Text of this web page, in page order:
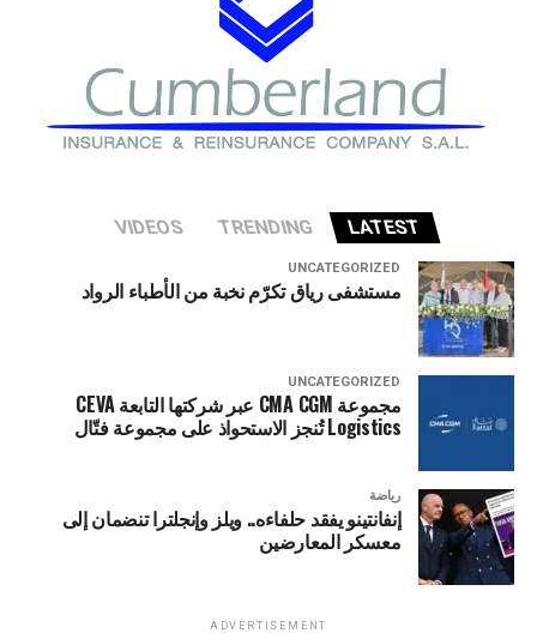
LATEST
TRENDING
VIDEOS
UNCATEGORIZED
مستشفى رياق تكرّم نخبة من الأطباء الرواد
UNCATEGORIZED
مجموعة CMA CGM عبر شركتها التابعة CEVA
Logistics تُنجز الاستحواذ على مجموعة فتّال
رياضة
إنفانتينو يفقد حلفاءه.. ويلز وإنجلترا تنضمان إلى
معسكر المعارضين
ADVERTISEMENT